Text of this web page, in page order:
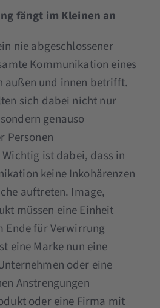
fängt im Kleinen an
nie abgeschlossener
Kommunikation eines
außen und innen betrifft.
sich dabei nicht nur
genauso
Personen
ist dabei, dass in
keine Inkohärenzen
auftreten. Image,
müssen eine Einheit
Ende für Verwirrung
eine Marke nun eine
oder eine
Anstrengungen
oder eine Firma mit